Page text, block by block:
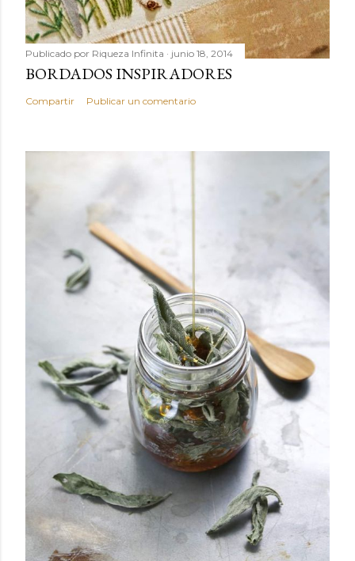
Publicado por Riqueza Infinita junio 18, 2014
BORDADOS INSPIRADORES
Compartir Publicar un comentario